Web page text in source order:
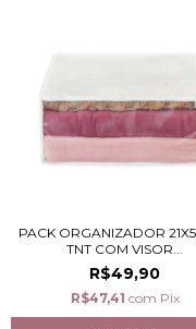
PACK ORGANIZADOR
TNT COM VISOR...
R$49,90
R$47,41 com Pix